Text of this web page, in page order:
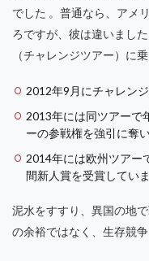
でした 。普通なら、アメ
ろですが、彼は違いまし
（チャレンジツアー）に
2012年9月にチャレン
2013年には同ツアーで
ーの参戦権を強引に奪
2014年には欧州ツアー
間新人賞を受賞していま
泥水をすすり、異国の地
の余裕ではなく、生存競争